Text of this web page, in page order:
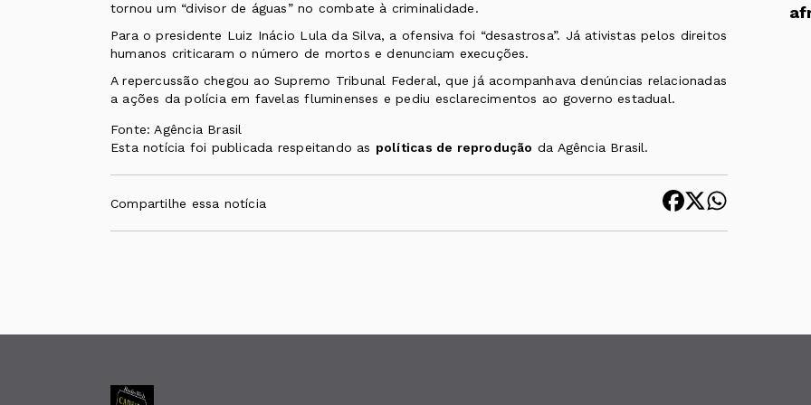
tornou um “divisor de águas” no combate à criminalidade.
Para o presidente Luiz Inácio Lula da Silva, a ofensiva foi “desastrosa”. Já ativistas pelos direitos
humanos criticaram o número de mortos e denunciam execuções.
A repercussão chegou ao Supremo Tribunal Federal, que já acompanhava denúncias relacionadas
a ações da polícia em favelas fluminenses e pediu esclarecimentos ao governo estadual.
Fonte: Agência Brasil
Esta notícia foi publicada respeitando as políticas de reprodução da Agência Brasil.
Compartilhe essa notícia